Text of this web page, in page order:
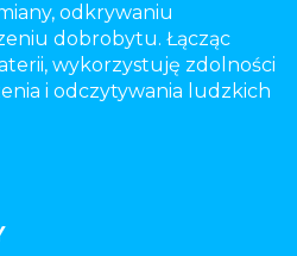
odkrywaniu
dobrobytu. Łącząc
wykorzystuję zdolności
i odczytywania ludzkich